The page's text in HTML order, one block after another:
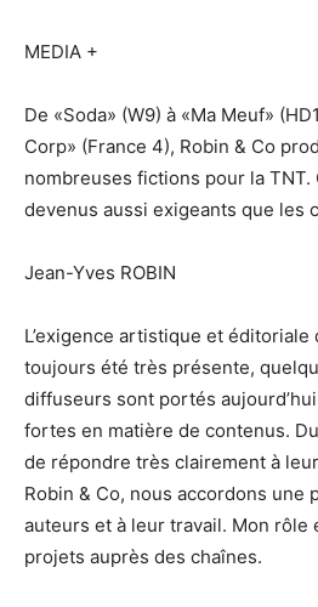
MEDIA +
De «Soda» (W9) à «Ma Meuf»
Corp» (France 4), Robin & Co
nombreuses fictions pour la
devenus aussi exigeants que les
Jean-Yves ROBIN
L’exigence artistique et
toujours été très présente,
diffuseurs sont portés
fortes en matière de contenus.
de répondre très clairement à
Robin & Co, nous accordons une
auteurs et à leur travail. Mon rôle
projets auprès des chaînes.